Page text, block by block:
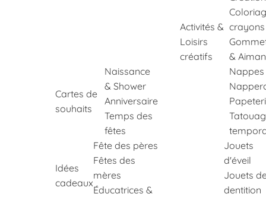
Cartes de
souhaits
Naissance
& Shower
Anniversaire
Temps des
fêtes
Idées
cadeaux
Fête des pères
Fêtes des
mères
Éducatrices &
Activités &
Loisirs
créatifs
crayons
&
Nappes
Jouets
d'éveil
Jouets
dentition